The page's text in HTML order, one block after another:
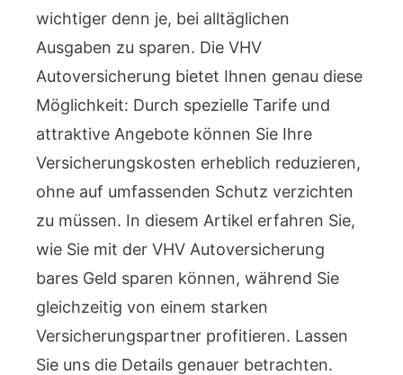
wichtiger denn je, bei alltäglichen
Ausgaben zu sparen. Die VHV
Autoversicherung bietet Ihnen genau diese
Möglichkeit: Durch spezielle Tarife und
attraktive Angebote können Sie Ihre
Versicherungskosten erheblich reduzieren,
ohne auf umfassenden Schutz verzichten
zu müssen. In diesem Artikel erfahren Sie,
wie Sie mit der VHV Autoversicherung
bares Geld sparen können, während Sie
gleichzeitig von einem starken
Versicherungspartner profitieren. Lassen
Sie uns die Details genauer betrachten.